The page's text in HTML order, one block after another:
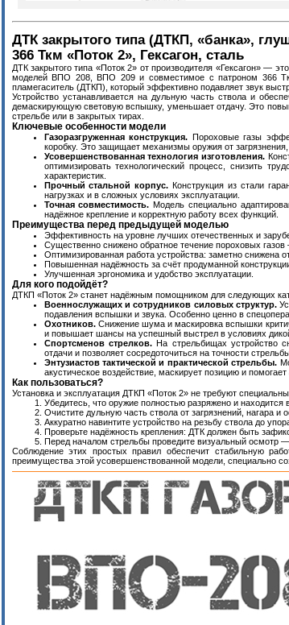
ДТК закрытого типа (ДТКП, «банка»,
366 Ткм «Поток 2», Гексагон, сталь
ДТК закрытого типа «Поток 2» от производителя «Гексагон» —
моделей ВПО 208, ВПО 209 и совместимое с патроном 366
пламегаситель (ДТКП), который эффективно подавляет звук
Устройство устанавливается на дульную часть ствола и
демаскирующую световую вспышку, уменьшает отдачу. Это
стрельбе или в закрытых тирах.
Ключевые особенности модели
Газоразгруженная конструкция. Пороховые газы
коробку. Это защищает механизмы оружия от
Усовершенствованная технология изготовления.
оптимизировать технологический процесс, снизить
характеристик.
Прочный стальной корпус. Конструкция из стали
нагрузках и в сложных условиях эксплуатации.
Точная совместимость. Модель специально
надёжное крепление и корректную работу всех функций.
Преимущества перед предыдущей моделью
Эффективность на уровне лучших отечественных и
Существенно снижено обратное течение пороховых
Оптимизированная работа устройства: заметно снижена
Повышенная надёжность за счёт продуманной
Улучшенная эргономика и удобство эксплуатации.
Для кого подойдёт?
ДТКП «Поток 2» станет надёжным помощником для следующих
Военнослужащих и сотрудников силовых структур.
подавления вспышки и звука. Особенно ценно в
Охотников.Снижение шума и маскировка вспышки
и повышает шансы на успешный выстрел в условиях
Спортсменов стрелков.На стрельбищах устройство
отдачи и позволяет сосредоточиться на точности
Энтузиастов тактической и практической стрельбы.
акустическое воздействие, маскирует позицию и
Как пользоваться?
Установка и эксплуатация ДТКП «Поток 2» не требуют
Убедитесь, что оружие полностью разряжено и находится
Очистите дульную часть ствола от загрязнений, нагара
Аккуратно навинтите устройство на резьбу ствола до
Проверьте надёжность крепления: ДТК должен быть
Перед началом стрельбы проведите визуальный осмотр
Соблюдение этих простых правил обеспечит стабильную
преимущества этой усовершенствованной модели, специально